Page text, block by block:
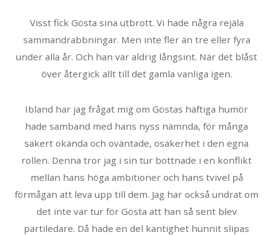
Visst fick Gösta sina utbrott. Vi hade några rejäla
sammandrabbningar. Men inte fler än tre eller fyra
under alla år. Och han var aldrig långsint. När det blåst
över återgick allt till det gamla vanliga igen.
Ibland har jag frågat mig om Göstas häftiga humör
hade samband med hans nyss nämnda, för många
säkert okända och oväntade, osäkerhet i den egna
rollen. Denna tror jag i sin tur bottnade i en konflikt
mellan hans höga ambitioner och hans tvivel på
förmågan att leva upp till dem. Jag har också undrat om
det inte var tur för Gösta att han så sent blev
partiledare. Då hade en del kantighet hunnit slipas